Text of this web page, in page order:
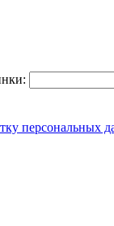
персональных